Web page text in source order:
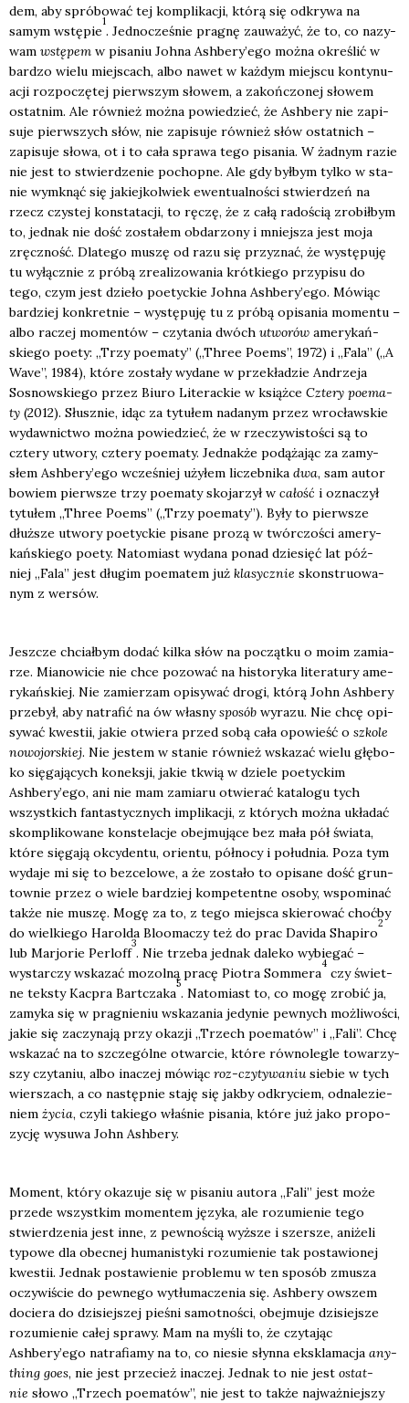
dem, aby spró­bo­wać tej kom­pli­ka­cji, któ­rą się odkry­wa na
samym wstę­pie
1
. Jed­no­cze­śnie pra­gnę zauwa­żyć, że to, co nazy­
wam wstę­pem w pisa­niu Joh­na Ashbery’ego moż­na okre­ślić w
bar­dzo wie­lu miej­scach, albo nawet w każ­dym miej­scu kon­ty­nu­
acji roz­po­czę­tej pierw­szym sło­wem, a zakoń­czo­nej sło­wem
ostat­nim. Ale rów­nież moż­na powie­dzieć, że Ash­be­ry nie zapi­
su­je pierw­szych słów, nie zapi­su­je rów­nież słów ostat­nich –
zapi­su­je sło­wa, ot i to cała spra­wa tego pisa­nia. W żad­nym razie
nie jest to stwier­dze­nie pochop­ne. Ale gdy był­bym tyl­ko w sta­
nie wymknąć się jakiej­kol­wiek ewen­tu­al­no­ści stwier­dzeń na
rzecz czy­stej kon­sta­ta­cji, to ręczę, że z całą rado­ścią zro­bił­bym
to, jed­nak nie dość zosta­łem obda­rzo­ny i mniej­sza jest moja
zręcz­ność. Dla­te­go muszę od razu się przy­znać, że wystę­pu­ję
tu wyłącz­nie z pró­bą zre­ali­zo­wa­nia krót­kie­go przy­pi­su do
tego, czym jest dzie­ło poetyc­kie Joh­na Ashbery’ego. Mówiąc
bar­dziej kon­kret­nie – wystę­pu­ję tu z pró­bą opi­sa­nia momen­tu –
albo raczej momen­tów – czy­ta­nia dwóch utwo­rów ame­ry­kań­
skie­go poety: „Trzy poema­ty” („Three Poems”, 1972) i „Fala” („A
Wave”, 1984), któ­re zosta­ły wyda­ne w prze­kła­dzie Andrze­ja
Sosnow­skie­go przez Biu­ro Lite­rac­kie w książ­ce Czte­ry poema­
ty (2012). Słusz­nie, idąc za tytu­łem nada­nym przez wro­cław­skie
wydaw­nic­two moż­na powie­dzieć, że w rze­czy­wi­sto­ści są to
czte­ry utwo­ry, czte­ry poema­ty. Jed­nak­że podą­ża­jąc za zamy­
słem Ashbery’ego wcze­śniej uży­łem liczeb­ni­ka dwa, sam autor
bowiem pierw­sze trzy poema­ty sko­ja­rzył w całość i ozna­czył
tytu­łem „Three Poems” („Trzy poema­ty”). Były to pierw­sze
dłuż­sze utwo­ry poetyc­kie pisa­ne pro­zą w twór­czo­ści ame­ry­
kań­skie­go poety. Nato­miast wyda­na ponad dzie­sięć lat póź­
niej „Fala” jest dłu­gim poema­tem już kla­sycz­nie skon­stru­owa­
nym z wer­sów.
Jesz­cze chciał­bym dodać kil­ka słów na począt­ku o moim zamia­
rze. Mia­no­wi­cie nie chce pozo­wać na histo­ry­ka lite­ra­tu­ry ame­
ry­kań­skiej. Nie zamie­rzam opi­sy­wać dro­gi, któ­rą John Ash­be­ry
prze­był, aby natra­fić na ów wła­snyspo­sób wyra­zu. Nie chcę opi­
sy­wać kwe­stii, jakie otwie­ra przed sobą cała opo­wieść o szko­le
nowo­jor­skiej. Nie jestem w sta­nie rów­nież wska­zać wie­lu głę­bo­
ko się­ga­ją­cych konek­sji, jakie tkwią w dzie­le poetyc­kim
Ashbery’ego, ani nie mam zamia­ru otwie­rać kata­lo­gu tych
wszyst­kich fan­ta­stycz­nych impli­ka­cji, z któ­rych moż­na ukła­dać
skom­pli­ko­wa­ne kon­ste­la­cje obej­mu­ją­ce bez mała pół świa­ta,
któ­re się­ga­ją okcy­den­tu, orien­tu, pół­no­cy i połu­dnia. Poza tym
wyda­je mi się to bez­ce­lo­we, a że zosta­ło to opi­sa­ne dość grun­
tow­nie przez o wie­le bar­dziej kom­pe­tent­ne oso­by, wspo­mi­nać
tak­że nie muszę. Mogę za to, z tego miej­sca skie­ro­wać choć­by
do wiel­kie­go Harol­da Blo­oma­czy też do prac Davi­da Sha­pi­ro
2
lub Mar­jo­rie Per­loff
3
. Nie trze­ba jed­nak dale­ko wybie­gać –
wystar­czy wska­zać mozol­ną pra­cę Pio­tra Som­me­ra
4
czy świet­
ne tek­sty Kac­pra Bart­cza­ka
5
. Nato­miast to, co mogę zro­bić ja,
zamy­ka się w pra­gnie­niu wska­za­nia jedy­nie pew­nych moż­li­wo­ści,
jakie się zaczy­na­ją przy oka­zji „Trzech poema­tów” i „Fali”. Chcę
wska­zać na to szcze­gól­ne otwar­cie, któ­re rów­no­le­gle towa­rzy­
szy czy­ta­niu, albo ina­czej mówiąc roz-czy­ty­wa­niusie­bie w tych
wier­szach, a co następ­nie sta­ję się jak­by odkry­ciem, odna­le­zie­
niem życia, czy­li takie­go wła­śnie pisa­nia, któ­re już jako pro­po­
zy­cję wysu­wa John Ash­be­ry.
Moment, któ­ry oka­zu­je się w pisa­niu auto­ra „Fali” jest może
przede wszyst­kim momen­tem języ­ka, ale rozu­mie­nie tego
stwier­dze­nia jest inne, z pew­no­ścią wyż­sze i szer­sze, ani­że­li
typo­we dla obec­nej huma­ni­sty­ki rozu­mie­nie tak posta­wio­nej
kwe­stii. Jed­nak posta­wie­nie pro­ble­mu w ten spo­sób zmu­sza
oczy­wi­ście do pew­ne­go wytłu­ma­cze­nia się. Ash­be­ry owszem
docie­ra do dzi­siej­szej pie­śni samot­no­ści, obej­mu­je dzi­siej­sze
rozu­mie­nie całej spra­wy. Mam na myśli to, że czy­ta­jąc
Ashbery’ego natra­fia­my na to, co nie­sie słyn­na eks­kla­ma­cja any­
thing goes, nie jest prze­cież ina­czej. Jed­nak to nie jest ostat­
nie sło­wo „Trzech poema­tów”, nie jest to tak­że naj­waż­niej­szy